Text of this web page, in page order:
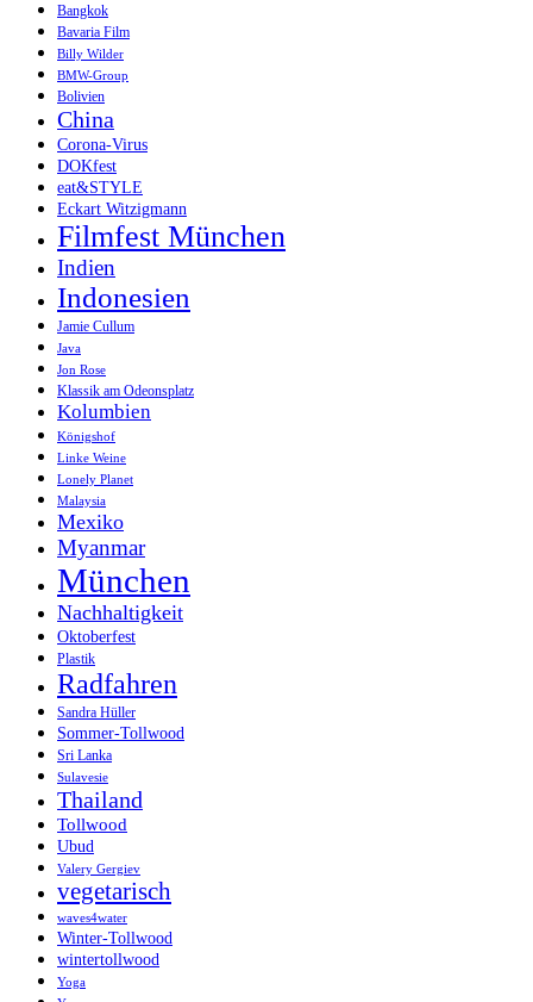
Bangkok
Bavaria Film
Billy Wilder
BMW-Group
Bolivien
China
Corona-Virus
DOKfest
eat&STYLE
Eckart Witzigmann
Filmfest München
Indien
Indonesien
Jamie Cullum
Java
Jon Rose
Klassik am Odeonsplatz
Kolumbien
Königshof
Linke Weine
Lonely Planet
Malaysia
Mexiko
Myanmar
München
Nachhaltigkeit
Oktoberfest
Plastik
Radfahren
Sandra Hüller
Sommer-Tollwood
Sri Lanka
Sulavesie
Thailand
Tollwood
Ubud
Valery Gergiev
vegetarisch
waves4water
Winter-Tollwood
wintertollwood
Yoga